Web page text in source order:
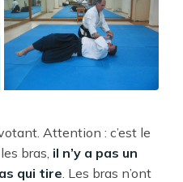
Attention : c’est le
bras, il n’y a pas un
qui tire . Les bras n’ont